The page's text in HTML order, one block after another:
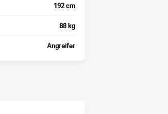
192 cm
88 kg
Angreifer